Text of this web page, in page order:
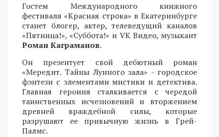
Гостем Международного книжного
фестиваля «Красная строка» в Екатеринбурге
станет блогер, актер, телеведущий каналов
«Пятница!», «Суббота!» и VK Видео, музыкант
Роман Каграманов.
Он презентует свой дебютный роман
«Мередит. Тайны Лунного зала» - городское
фэнтези с элементами мистики и детектива.
Главная героиня сталкивается с чередой
таинственных исчезновений и вторжением
древней враждебной силы, которые
разрушают ее привычную жизнь в Грей-
Палмс.